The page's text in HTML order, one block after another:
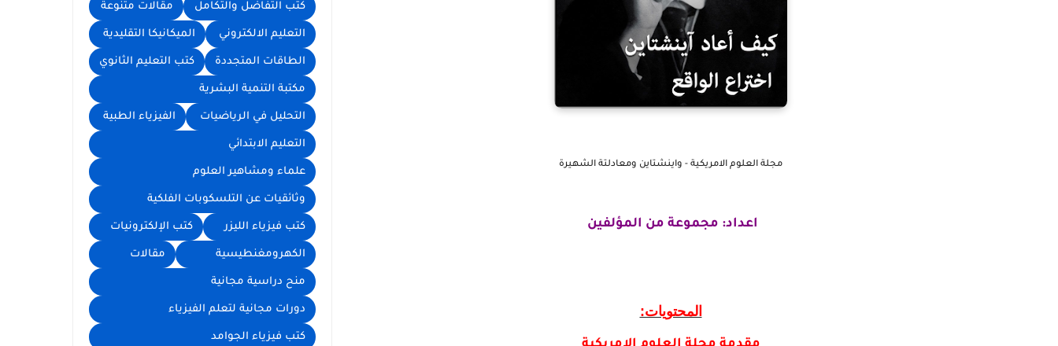
مجلة العلوم الامريكية - واينشتاين ومعادلتة الشهيرة
اعداد: مجموعة من المؤلفين
المحتويات:
كتب التفاضل والتكامل مقالات متنوعة
التعليم الالكتروني الميكانيكا التقليدية
الطاقات المتجددة كتب التعليم الثانوي
مكتبة التنمية البشرية
التحليل في الرياضيات الفيزياء الطبية
التعليم الابتدائي
علماء ومشاهير العلوم
وثائقيات عن التلسكوبات الفلكية
كتب فيزياء الليزر كتب الإلكترونيات
الكهرومغنطيسية مقالات
منح دراسية مجانية
دورات مجانية لتعلم الفيزياء
كتب فيزياء الجوامد